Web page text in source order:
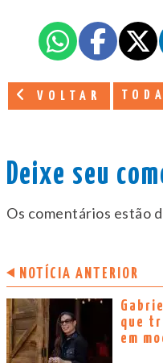
VOLTAR
Deixe seu
Os comentários estão
NOTÍCIA ANTERIOR
que
em